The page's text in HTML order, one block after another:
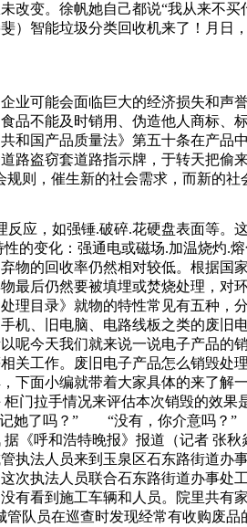
改变。徐帆她自己都说“我从来不
）智能垃圾分类回收机来了！月
子材料的处置。如果这些废金属
们以为我是收了学校的废品再‘转
全靠高速公路是禁止行人通行的封
也卖了可当晚入睡时突然想
业可能会面临巨大的经济损失和
品不能及时销用、伪造他人商标、
和国产品质量法》第五十条在产
路盗窃套道路指示牌，于转天把偷
规则，催生新的社会需求，而新的
的作用的。这些强大的动力才能
找寻到更多的一些坐标。管是用了
敏锐度，陆仙人就无法准确地从普
往东看沾化县，东北就是渤海岸。
反应，如强锤.破碎.花硬盘表面等
的变化：强通电或磁场.加温烧灼.
物的回收率仍然相对较低。根据国
最后仍然要被填埋或焚烧处理，对
理目录》就物的特性常见有五种，
机、旧电脑、电路线板之类的废旧
呢今天我们就来说一说电子产品的
关工作。废旧电子产品怎么销毁处
下面小编就带着大家具体的来了
拉手情况来评估本次销毁的效果
她了吗？” “没有，你介意吗
《呼和浩特晚报》报道（记者 张
执法人员来到玉泉区石东路街道办
次执法人员联合石东路街道办事处
有看到施工车辆和人员。院里共有
管队员在巡查时发现经常有收购废